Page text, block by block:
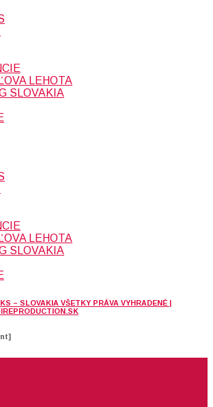
LEHOTA
SLOVAKIA
LEHOTA
SLOVAKIA
– SLOVAKIA VŠETKY PRÁVA VYHRADENÉ |